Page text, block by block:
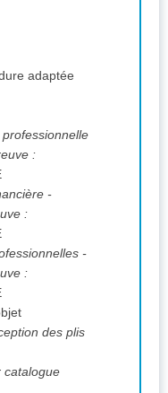
adaptée
:
-
:
-
:
des plis
catalogue